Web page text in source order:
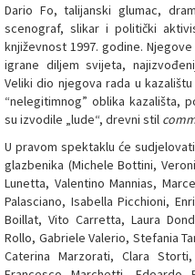
Dario Fo, talijanski glumac,
scenograf, slikar i politički
književnost 1997. godine.
igrane diljem svijeta,
Veliki dio njegova rada u
“nelegitimnog” oblika kazališta,
su izvodile „lude“, drevni stil
U pravom spektaklu će
glazbenika (Michele Bottini,
Lunetta, Valentino Mannias,
Palasciano, Isabella Picchioni,
Boillat, Vito Carretta, Laura
Rollo, Gabriele Valerio, Stefania
Caterina Marzorati, Clara